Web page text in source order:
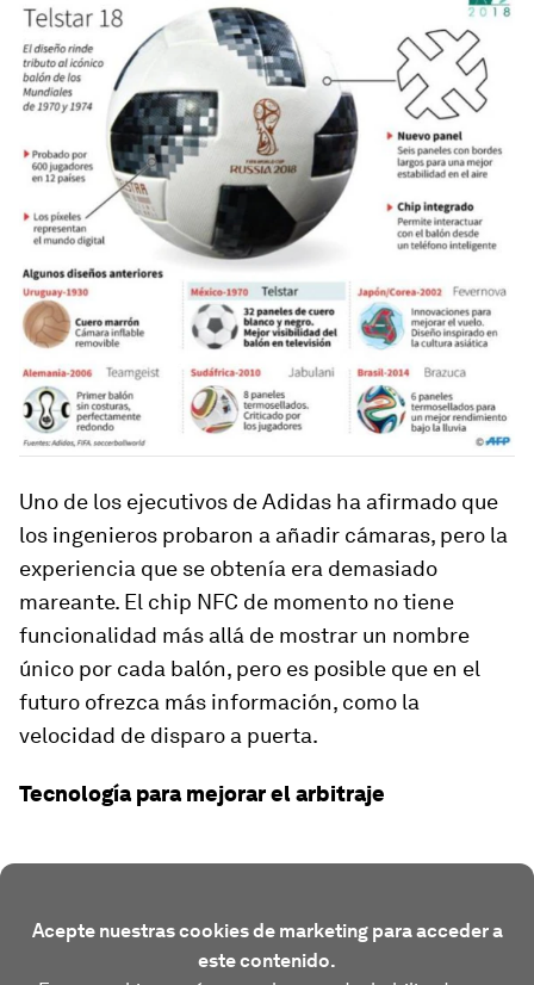
Uno de los ejecutivos de Adidas ha afirmado que
los ingenieros probaron a añadir cámaras, pero la
experiencia que se obtenía era demasiado
mareante. El chip NFC de momento no tiene
funcionalidad más allá de mostrar un nombre
único por cada balón, pero es posible que en el
futuro ofrezca más información, como la
velocidad de disparo a puerta.
Tecnología para mejorar el arbitraje
Acepte nuestras cookies de marketing para acceder a
este contenido.